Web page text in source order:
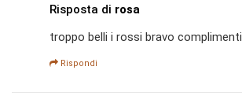
Risposta di rosa
troppo belli i rossi bravo complimenti
Rispondi